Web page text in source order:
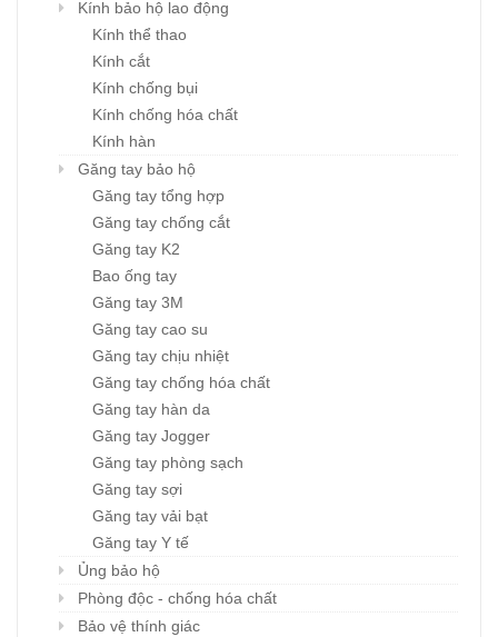
Kính bảo hộ lao động
Kính thể thao
Kính cắt
Kính chống bụi
Kính chống hóa chất
Kính hàn
Găng tay bảo hộ
Găng tay tổng hợp
Găng tay chống cắt
Găng tay K2
Bao ống tay
Găng tay 3M
Găng tay cao su
Găng tay chịu nhiệt
Găng tay chống hóa chất
Găng tay hàn da
Găng tay Jogger
Găng tay phòng sạch
Găng tay sợi
Găng tay vải bạt
Găng tay Y tế
Ủng bảo hộ
Phòng độc - chống hóa chất
Bảo vệ thính giác